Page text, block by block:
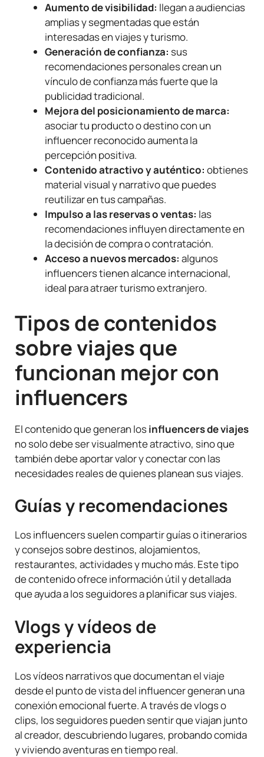
Aumento de visibilidad: llegan a audiencias
amplias y segmentadas que están
interesadas en viajes y turismo.
Generación de confianza: sus
recomendaciones personales crean un
vínculo de confianza más fuerte que la
publicidad tradicional.
Mejora del posicionamiento de marca:
asociar tu producto o destino con un
influencer reconocido aumenta la
percepción positiva.
Contenido atractivo y auténtico: obtienes
material visual y narrativo que puedes
reutilizar en tus campañas.
Impulso a las reservas o ventas: las
recomendaciones influyen directamente en
la decisión de compra o contratación.
Acceso a nuevos mercados: algunos
influencers tienen alcance internacional,
ideal para atraer turismo extranjero.
Tipos de contenidos
sobre viajes que
funcionan mejor con
influencers
El contenido que generan losinfluencers de viajes
no solo debe ser visualmente atractivo, sino que
también debe aportar valor y conectar con las
necesidades reales de quienes planean sus viajes.
Guías y recomendaciones
Los influencers suelen compartir guías o itinerarios
y consejos sobre destinos, alojamientos,
restaurantes, actividades y mucho más. Este tipo
de contenido ofrece información útil y detallada
que ayuda a los seguidores a planificar sus viajes.
Vlogs y vídeos de
experiencia
Los vídeos narrativos que documentan el viaje
desde el punto de vista del influencer generan una
conexión emocional fuerte. A través de vlogs o
clips, los seguidores pueden sentir que viajan junto
al creador, descubriendo lugares, probando comida
y viviendo aventuras en tiempo real.